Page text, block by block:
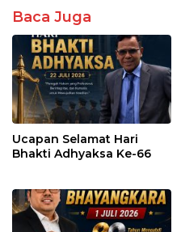
Baca Juga
Ucapan Selamat Hari
Bhakti Adhyaksa Ke-66